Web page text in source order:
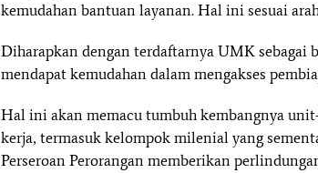
kemudahan bantuan layanan. Hal ini sesuai
Diharapkan dengan terdaftarnya UMK sebagai
mendapat kemudahan dalam mengakses
Hal ini akan memacu tumbuh kembangnya
kerja, termasuk kelompok milenial yang
Perseroan Perorangan memberikan